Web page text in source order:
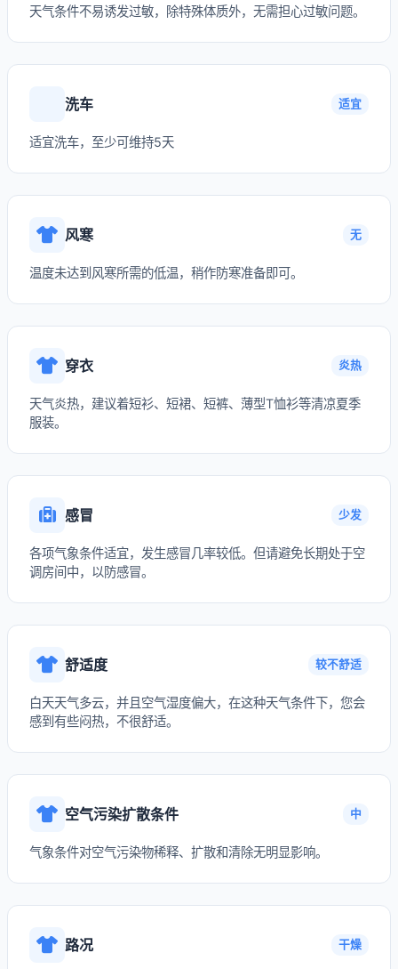
天气条件不易诱发过敏，除特殊体质外，无需担心过敏问题。
洗车 适宜
适宜洗车，至少可维持5天
风寒 无
温度未达到风寒所需的低温，稍作防寒准备即可。
穿衣 炎热
天气炎热，建议着短衫、短裙、短裤、薄型T恤衫等清凉夏季
服装。
感冒 少发
各项气象条件适宜，发生感冒几率较低。但请避免长期处于空
调房间中，以防感冒。
舒适度 较不舒适
白天天气多云，并且空气湿度偏大，在这种天气条件下，您会
感到有些闷热，不很舒适。
空气污染扩散条件 中
气象条件对空气污染物稀释、扩散和清除无明显影响。
路况 干燥